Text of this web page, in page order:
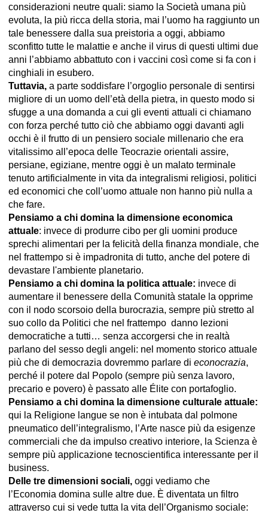
considerazioni neutre quali: siamo la Società umana più
evoluta, la più ricca della storia, mai l’uomo ha raggiunto un
tale benessere dalla sua preistoria a oggi, abbiamo
sconfitto tutte le malattie e anche il virus di questi ultimi due
anni l’abbiamo abbattuto con i vaccini così come si fa con i
cinghiali in esubero.
Tuttavia, a parte soddisfare l’orgoglio personale di sentirsi
migliore di un uomo dell’età della pietra, in questo modo si
sfugge a una domanda a cui gli eventi attuali ci chiamano
con forza perché tutto ciò che abbiamo oggi davanti agli
occhi è il frutto di un pensiero sociale millenario che era
vitalissimo all’epoca delle Teocrazie orientali assire,
persiane, egiziane, mentre oggi è un malato terminale
tenuto artificialmente in vita da integralismi religiosi, politici
ed economici che coll’uomo attuale non hanno più nulla a
che fare.
Pensiamo a chi domina la dimensione economica
attuale: invece di produrre cibo per gli uomini produce
sprechi alimentari per la felicità della finanza mondiale, che
nel frattempo si è impadronita di tutto, anche del potere di
devastare l'ambiente planetario.
Pensiamo a chi domina la politica attuale: invece di
aumentare il benessere della Comunità statale la opprime
con il nodo scorsoio della burocrazia, sempre più stretto al
suo collo da Politici che nel frattempo danno lezioni
democratiche a tutti… senza accorgersi che in realtà
parlano del sesso degli angeli: nel momento storico attuale
più che di democrazia dovremmo parlare di econocrazia,
perché il potere dal Popolo (sempre più senza lavoro,
precario e povero) è passato alle Élite con portafoglio.
Pensiamo a chi domina la dimensione culturale attuale:
qui la Religione langue se non è intubata dal polmone
pneumatico dell’integralismo, l’Arte nasce più da esigenze
commerciali che da impulso creativo interiore, la Scienza è
sempre più applicazione tecnoscientifica interessante per il
business.
Delle tre dimensioni sociali, oggi vediamo che
l’Economia domina sulle altre due. È diventata un filtro
attraverso cui si vede tutta la vita dell’Organismo sociale: